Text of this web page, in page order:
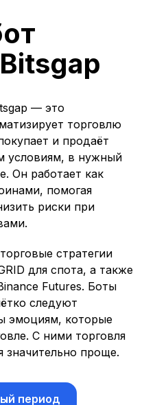
— это
торговлю
и продаёт
условиям, в нужный
Он работает как
помогая
риски при
стратегии
для спота, а также
Futures. Боты
следуют
эмоциям, которые
С ними торговля
значительно проще.
период